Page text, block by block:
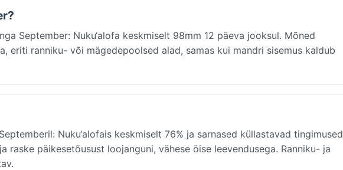
September: Nuku‘alofa keskmiselt 98mm 12 päeva jooksul. Mõned
eriti ranniku- või mägedepoolsed alad, samas kui mandri sisemus kaldub
Nuku‘alofais keskmiselt 76% ja sarnased küllastavad tingimused
raske päikesetõusust loojanguni, vähese öise leevendusega. Ranniku- ja